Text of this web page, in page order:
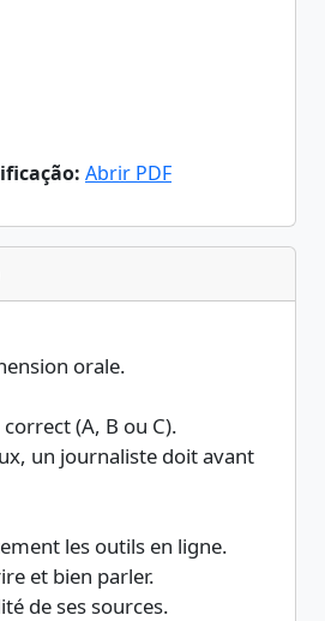
Abrir PDF
orale.
(A, B ou C).
un journaliste doit avant
les outils en ligne.
et bien parler.
de ses sources.